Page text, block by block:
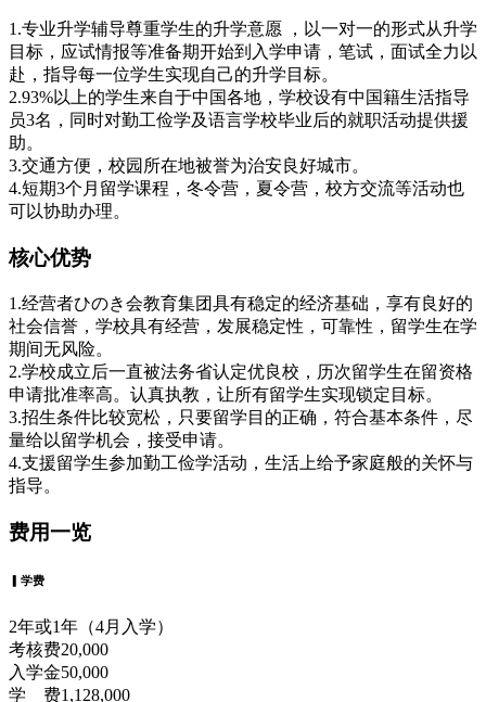
1.专业升学辅导尊重学生的升学意愿 ，以一对一的形式从升学
目标，应试情报等准备期开始到入学申请，笔试，面试全力以
赴，指导每一位学生实现自己的升学目标。
2.93%以上的学生来自于中国各地，学校设有中国籍生活指导
员3名，同时对勤工俭学及语言学校毕业后的就职活动提供援
助。
3.交通方便，校园所在地被誉为治安良好城市。
4.短期3个月留学课程，冬令营，夏令营，校方交流等活动也
可以协助办理。
核心优势
1.经营者ひのき会教育集团具有稳定的经济基础，享有良好的
社会信誉，学校具有经营，发展稳定性，可靠性，留学生在学
期间无风险。
2.学校成立后一直被法务省认定优良校，历次留学生在留资格
申请批准率高。认真执教，让所有留学生实现锁定目标。
3.招生条件比较宽松，只要留学目的正确，符合基本条件，尽
量给以留学机会，接受申请。
4.支援留学生参加勤工俭学活动，生活上给予家庭般的关怀与
指导。
费用一览
▎学费
2年或1年（4月入学）
考核费20,000
入学金50,000
学 费1,128,000